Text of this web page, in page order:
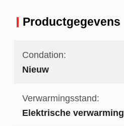
Productgegevens
Condation:
Nieuw
Verwarmingsstand:
Elektrische verwarming